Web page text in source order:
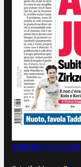
ABBONATI ORA A